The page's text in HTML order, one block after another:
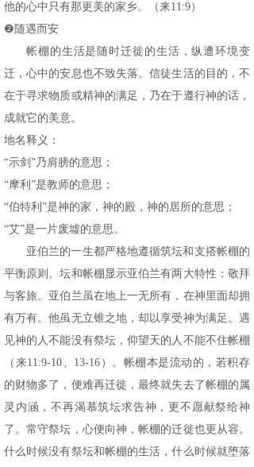
他的心中只有那更美的家乡。（来11:9）
❷随遇而安
帐棚的生活是随时迁徙的生活，纵遭环境变
迁，心中的安息也不致失落。信徒生活的目的，不
在于寻求物质或精神的满足，乃在于遵行神的话，
成就它的美意。
地名释义：
“示剑”乃肩膀的意思；
“摩利”是教师的意思；
“伯特利”是神的家，神的殿，神的居所的意思；
“艾”是一片废墟的意思。
亚伯兰的一生都严格地遵循筑坛和支搭帐棚的
平衡原则。坛和帐棚显示亚伯兰有两大特性：敬拜
与客旅。亚伯兰虽在地上一无所有，在神里面却拥
有万有。他虽无立锥之地，却以享受神为满足。遇
见神的人不能没有祭坛，仰望天的人不能不住帐棚
（来11:9-10、13-16）。帐棚本是流动的，若积存
的财物多了，便难再迁徙，最终就失去了帐棚的属
灵内涵，不再渴慕筑坛求告神，更不愿献祭给神
了。常守祭坛，心便向神，帐棚的迁徙也更从容。
什么时候没有祭坛和帐棚的生活，什么时候就堕落